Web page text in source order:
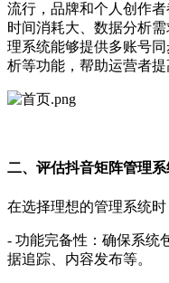
流行，品牌和个人创作
时间消耗大、数据分析
理系统能够提供多账号
析等功能，帮助运营者提
二、评估抖音矩阵管理
在选择理想的管理系统时
- 功能完备性：确保系统
据追踪、内容发布等。